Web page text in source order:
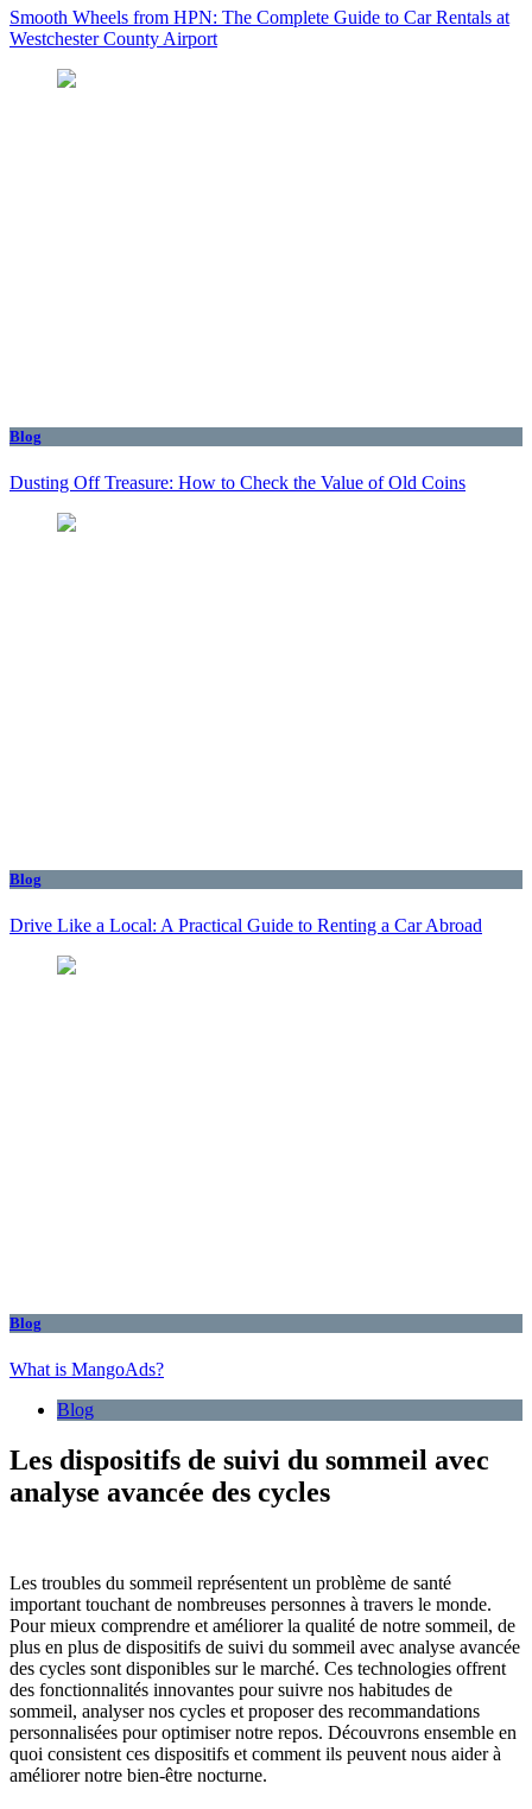
Smooth Wheels from HPN: The Complete Guide to Car Rentals at
Westchester County Airport
Blog
Dusting Off Treasure: How to Check the Value of Old Coins
Blog
Drive Like a Local: A Practical Guide to Renting a Car Abroad
Blog
What is MangoAds?
Blog
Les dispositifs de suivi du sommeil avec
analyse avancée des cycles
Les troubles du sommeil représentent un problème de santé
important touchant de nombreuses personnes à travers le monde.
Pour mieux comprendre et améliorer la qualité de notre sommeil, de
plus en plus de dispositifs de suivi du sommeil avec analyse avancée
des cycles sont disponibles sur le marché. Ces technologies offrent
des fonctionnalités innovantes pour suivre nos habitudes de
sommeil, analyser nos cycles et proposer des recommandations
personnalisées pour optimiser notre repos. Découvrons ensemble en
quoi consistent ces dispositifs et comment ils peuvent nous aider à
améliorer notre bien-être nocturne.